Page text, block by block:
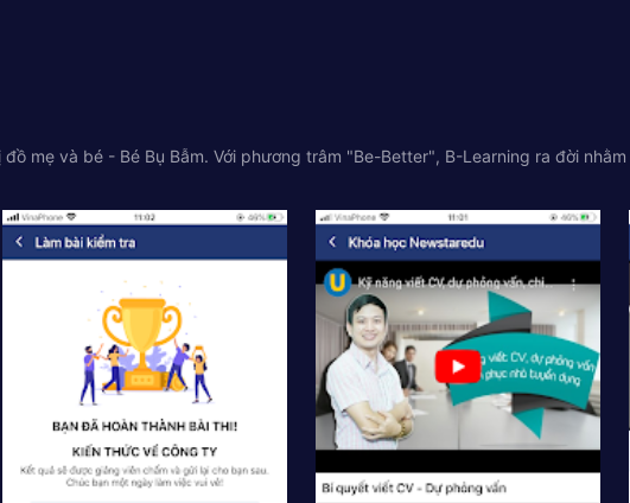
mẹ và bé - Bé Bụ Bẫm. Với phương trâm "Be-Better", B-Learning ra đời